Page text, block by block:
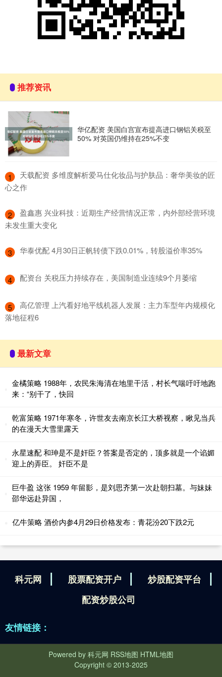
推荐资讯
华亿配资 美国白宫宣布提高进口钢铝关税至
50% 对英国仍维持在25%不变
1
​天载配资 多维度解析爱马仕化妆品与护肤品：奢华美妆的匠
心之作
2
​盈鑫惠 兴业科技：近期生产经营情况正常，内外部经营环境
未发生重大变化
3 ​华泰优配 4月30日正帆转债下跌0.01%，转股溢价率35%
4 ​配资台 关税压力持续存在，美国制造业连续9个月萎缩
5
​高亿管理 上汽看好地平线机器人发展：主力车型年内规模化
落地征程6
最新文章
金橘策略 1988年，农民朱海清在地里干活，村长气喘吁吁地跑
来：“别干了，快回
乾富策略 1971年寒冬，许世友去南京长江大桥视察，瞅见当兵
的在漫天大雪里露天
永星速配 和珅是不是奸臣？答案是否定的，顶多就是一个谄媚
迎上的弄臣。 奸臣不是
巨牛盈 这张 1959 年留影，是刘思齐第一次赴朝扫墓。与妹妹
邵华远赴异国，
亿牛策略 酒价内参4月29日价格发布：青花汾20下跌2元
科元网 股票配资开户
炒股配资平台
配资炒股公司
友情链接：
Powered by 科元网 RSS地图 HTML地图
Copyright © 2013-2025